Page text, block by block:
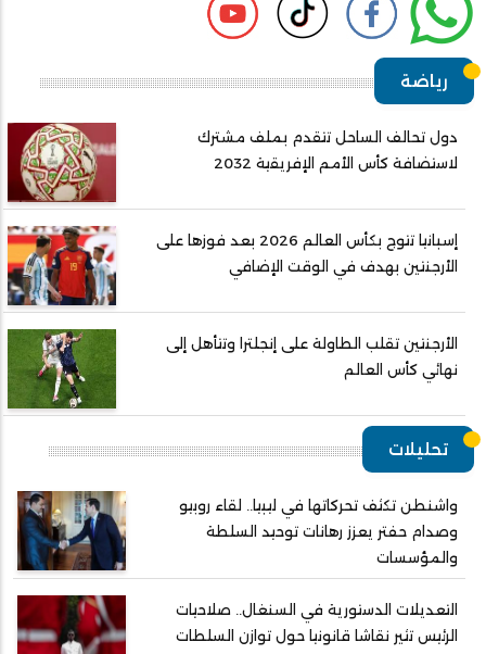
رياضة
دول تحالف الساحل تتقدم بملف مشترك
لاستضافة كأس الأمم الإفريقية 2032
إسبانيا تتوج بكأس العالم 2026 بعد فوزها على
الأرجنتين بهدف في الوقت الإضافي
الأرجنتين تقلب الطاولة على إنجلترا وتتأهل إلى
نهائي كأس العالم
تحليلات
واشنطن تكثف تحركاتها في ليبيا.. لقاء روبيو
وصدام حفتر يعزز رهانات توحيد السلطة
والمؤسسات
التعديلات الدستورية في السنغال.. صلاحيات
الرئيس تثير نقاشا قانونيا حول توازن السلطات